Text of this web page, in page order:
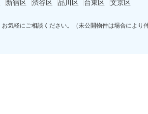
気軽にご相談ください。（未公開物件は場合により